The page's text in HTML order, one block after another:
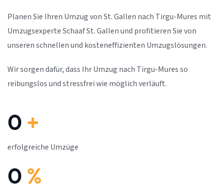
Planen Sie Ihren Umzug von St. Gallen nach Tirgu-Mures mit
Umzugsexperte Schaaf St. Gallen und profitieren Sie von
unseren schnellen und kosteneffizienten Umzugslösungen.
Wir sorgen dafür, dass Ihr Umzug nach Tirgu-Mures so
reibungslos und stressfrei wie möglich verläuft.
0 +
erfolgreiche Umzüge
0 %